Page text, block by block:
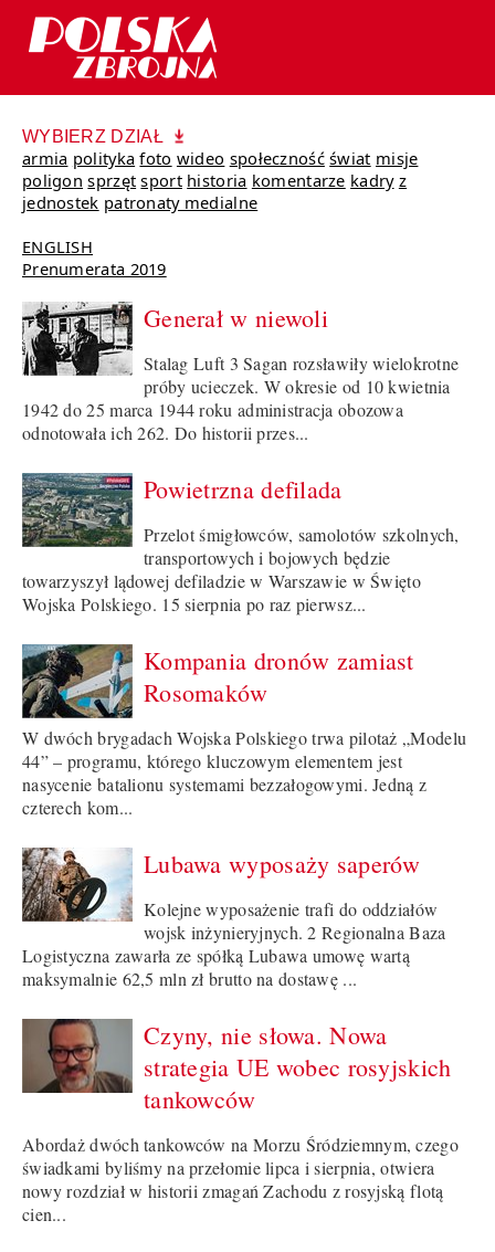
WYBIERZ DZIAŁ
armia polityka foto wideo społeczność świat misje
poligon sprzęt sport historia komentarze kadry z
jednostek patronaty medialne
ENGLISH
Prenumerata 2019
Generał w niewoli
Stalag Luft 3 Sagan rozsławiły wielokrotne
próby ucieczek. W okresie od 10 kwietnia
1942 do 25 marca 1944 roku administracja obozowa
odnotowała ich 262. Do historii przes...
Powietrzna defilada
Przelot śmigłowców, samolotów szkolnych,
transportowych i bojowych będzie
towarzyszył lądowej defiladzie w Warszawie w Święto
Wojska Polskiego. 15 sierpnia po raz pierwsz...
Kompania dronów zamiast
Rosomaków
W dwóch brygadach Wojska Polskiego trwa pilotaż „Modelu
44” – programu, którego kluczowym elementem jest
nasycenie batalionu systemami bezzałogowymi. Jedną z
czterech kom...
Lubawa wyposaży saperów
Kolejne wyposażenie trafi do oddziałów
wojsk inżynieryjnych. 2 Regionalna Baza
Logistyczna zawarła ze spółką Lubawa umowę wartą
maksymalnie 62,5 mln zł brutto na dostawę ...
Czyny, nie słowa. Nowa
strategia UE wobec rosyjskich
tankowców
Abordaż dwóch tankowców na Morzu Śródziemnym, czego
świadkami byliśmy na przełomie lipca i sierpnia, otwiera
nowy rozdział w historii zmagań Zachodu z rosyjską flotą
cien...